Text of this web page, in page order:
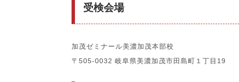
受検会場
加茂ゼミナール美濃加茂本部校
〒505-0032 岐阜県美濃加茂市田島町１丁目19